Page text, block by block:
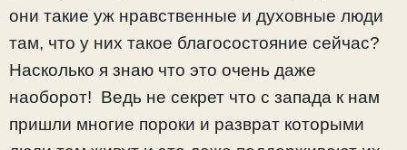
они такие уж нравственные и духовные люди
там, что у них такое благосостояние сейчас?
Насколько я знаю что это очень даже
наоборот! Ведь не секрет что с запада к нам
пришли многие пороки и разврат которыми